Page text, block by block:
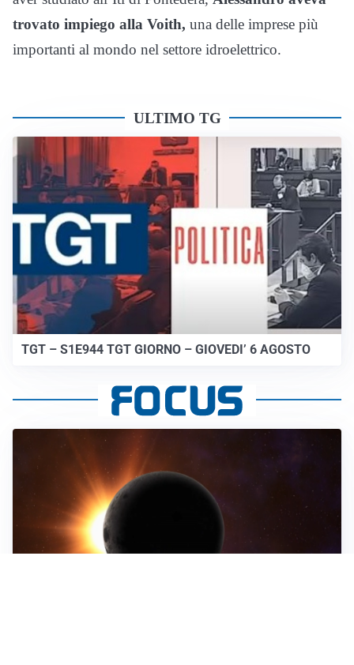
trovato impiego alla Voith, una delle imprese più
importanti al mondo nel settore idroelettrico.
ULTIMO TG
TGT – S1E944 TGT GIORNO – GIOVEDI’ 6 AGOSTO